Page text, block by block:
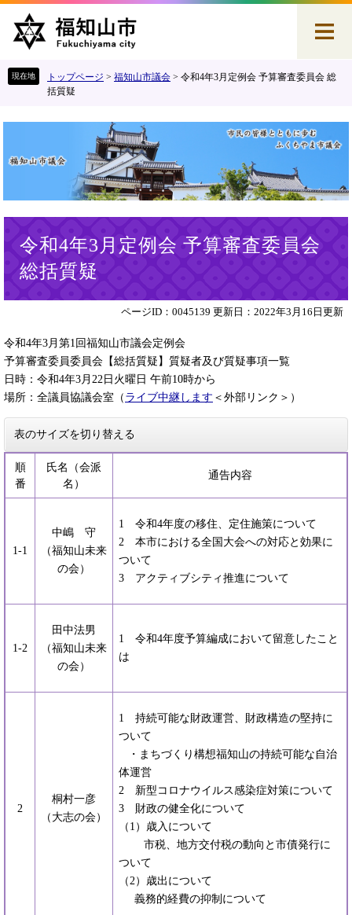
す
し
本
トップページ > 福知山市議会 > 令和4年3月定例会 予算審査委員会 総
括質疑
令和4年3月定例会 予算審査委員会
総括質疑
ページID：0045139 更新日：2022年3月16日更新
令和4年3月第1回福知山市議会定例会
予算審査委員委員会【総括質疑】質疑者及び質疑事項一覧
日時：令和4年3月22日火曜日 午前10時から
場所：全議員協議会室（ ライブ中継します ＜外部リンク＞ ）
表のサイズを切り替える
順
番
氏名（会派
名）
通告内容
1-1
中嶋 守
（福知山未来
の会）
1 令和4年度の移住、定住施策について
2 本市における全国大会への対応と効果に
ついて
3 アクティブシティ推進について
1-2
田中法男
（福知山未来
の会）
1 令和4年度予算編成において留意したこと
は
2
桐村一彦
（大志の会）
1 持続可能な財政運営、財政構造の堅持に
ついて
・まちづくり構想福知山の持続可能な自治
体運営
2 新型コロナウイルス感染症対策について
3 財政の健全化について
（1）歳入について
市税、地方交付税の動向と市債発行に
ついて
（2）歳出について
義務的経費の抑制について